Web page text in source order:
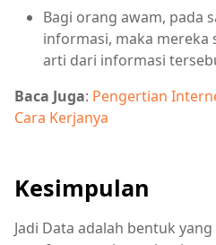
Bagi orang awam, pada
informasi, maka mereka
arti dari informasi
Baca Juga: Pengertian
Cara Kerjanya
Kesimpulan
Jadi Data adalah bentuk